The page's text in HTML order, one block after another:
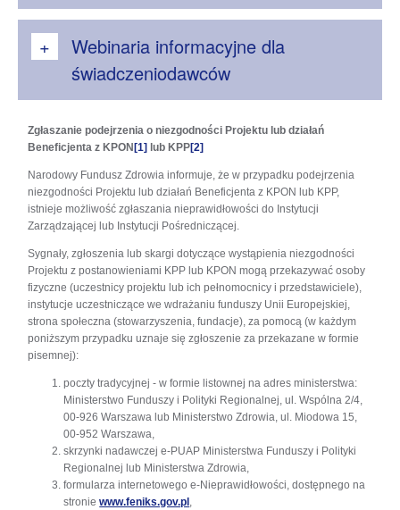
Webinaria informacyjne dla
świadczeniodawców
Zgłaszanie podejrzenia o niezgodności Projektu lub działań
Beneficjenta z KPON[1] lub KPP[2]
Narodowy Fundusz Zdrowia informuje, że w przypadku podejrzenia
niezgodności Projektu lub działań Beneficjenta z KPON lub KPP,
istnieje możliwość zgłaszania nieprawidłowości do Instytucji
Zarządzającej lub Instytucji Pośredniczącej.
Sygnały, zgłoszenia lub skargi dotyczące wystąpienia niezgodności
Projektu z postanowieniami KPP lub KPON mogą przekazywać osoby
fizyczne (uczestnicy projektu lub ich pełnomocnicy i przedstawiciele),
instytucje uczestniczące we wdrażaniu funduszy Unii Europejskiej,
strona społeczna (stowarzyszenia, fundacje), za pomocą (w każdym
poniższym przypadku uznaje się zgłoszenie za przekazane w formie
pisemnej):
poczty tradycyjnej - w formie listownej na adres ministerstwa:
Ministerstwo Funduszy i Polityki Regionalnej, ul. Wspólna 2/4,
00-926 Warszawa lub Ministerstwo Zdrowia, ul. Miodowa 15,
00-952 Warszawa,
skrzynki nadawczej e-PUAP Ministerstwa Funduszy i Polityki
Regionalnej lub Ministerstwa Zdrowia,
formularza internetowego e-Nieprawidłowości, dostępnego na
stroniewww.feniks.gov.plotwiera